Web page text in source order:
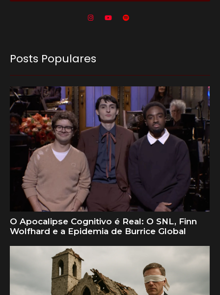
Posts Populares
O Apocalipse Cognitivo é Real: O SNL, Finn
Wolfhard e a Epidemia de Burrice Global